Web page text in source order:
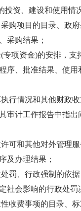
投资、建设和使用情
购项目的目录、政
采购结果；
专项资金)的安排，支
序、批准结果、使用
行情况和其他财政
审计工作报告中指出
可和其他对外管理
及办理结果；
罚、行政强制的依据
社会影响的行政处罚
收费事项的目录、